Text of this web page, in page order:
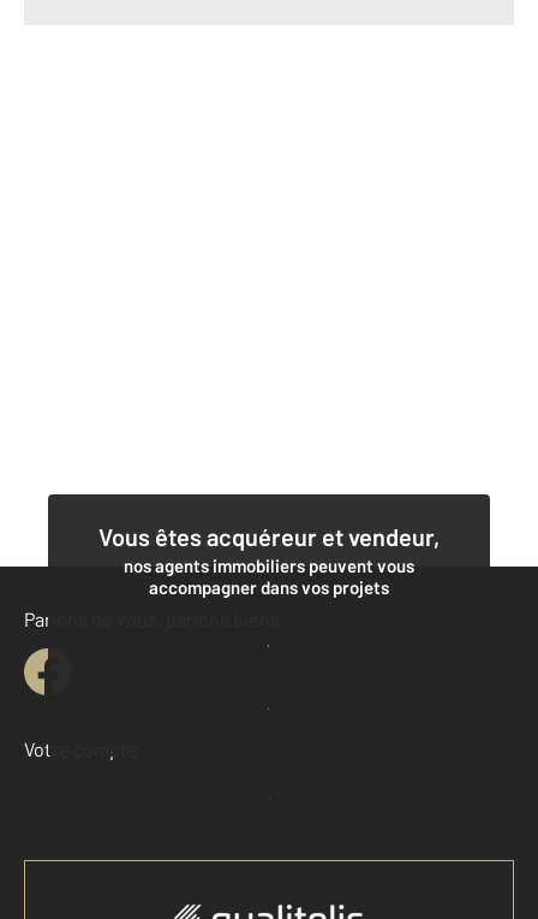
Vous êtes acquéreur et vendeur,
nos agents immobiliers peuvent vous
accompagner dans vos projets
Contacter l'agence
Demander une estimation
Parlons de vous, parlons biens
Votre compte :
Accéder à mon compte